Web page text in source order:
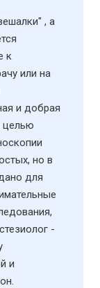
, а
к
или на
и добрая
целью
но в
для
-
и